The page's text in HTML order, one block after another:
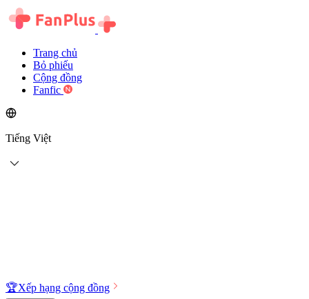
Trang chủ
Bỏ phiếu
Cộng đồng
Fanfic
Tiếng Việt
🏆Xếp hạng cộng đồng